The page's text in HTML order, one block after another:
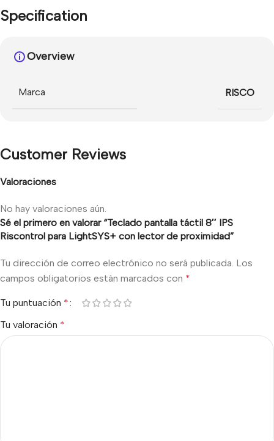
Specification
Overview
Marca RISCO
Customer Reviews
Valoraciones
No hay valoraciones aún.
Sé el primero en valorar “Teclado pantalla táctil 8″ IPS
Riscontrol para LightSYS+ con lector de proximidad”
Tu dirección de correo electrónico no será publicada. Los
campos obligatorios están marcados con *
Tu puntuación *
Tu valoración *